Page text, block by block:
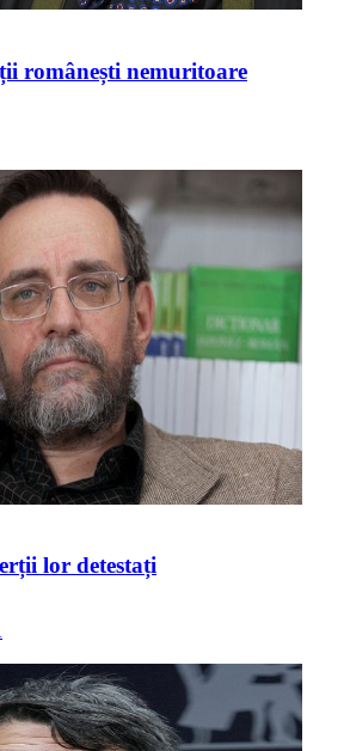
românești nemuritoare
lor detestați